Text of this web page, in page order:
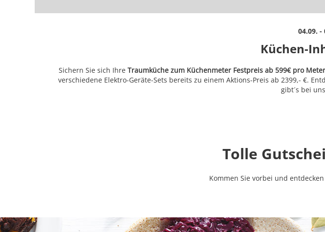
04.09. -
Küchen-
Sichern Sie sich Ihre Traumküche zum Küchenmeter Festpreis ab 599€ pro
verschiedene Elektro-Geräte-Sets bereits zu einem Aktions-Preis ab 2399,- €.
gibt´s bei
Tolle
Kommen Sie vorbei und